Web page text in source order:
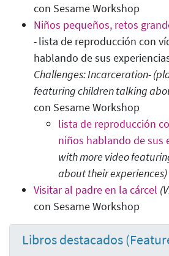
con Sesame Workshop
Niños pequeños, retos
-lista de reproducción con
hablando de sus
Challenges: Incarceration-
featuring children talking
con Sesame Workshop
lista de reproducción
niños hablando de sus
with more video
about their experiences)
Visitar al padre en la cárcel
con Sesame Workshop
Libros destacados